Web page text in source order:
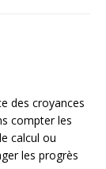
des croyances
compter les
calcul ou
les progrès